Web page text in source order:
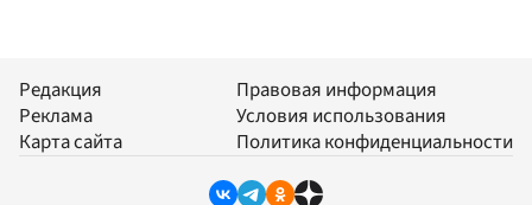
Редакция
Реклама
Карта сайта
Правовая информация
Условия использования
Политика конфиденциальности